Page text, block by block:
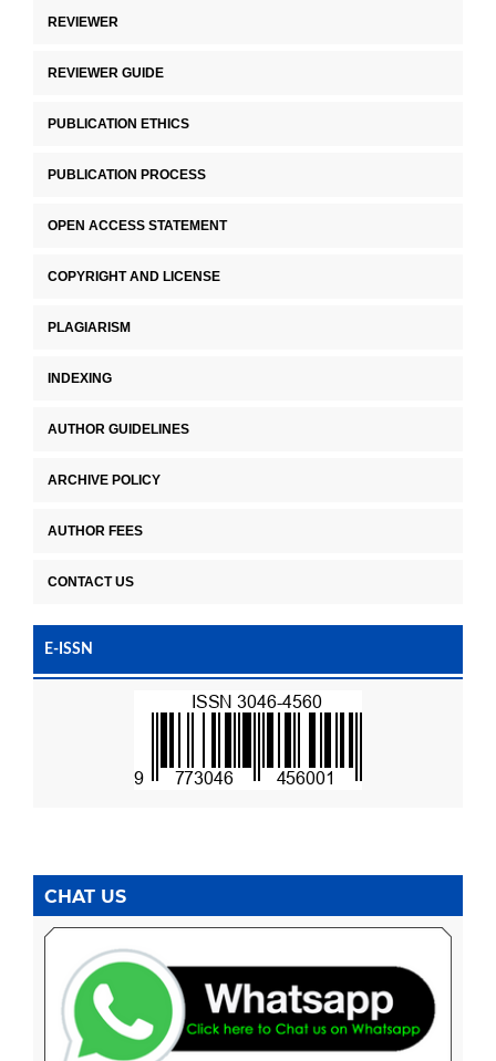
REVIEWER
REVIEWER GUIDE
PUBLICATION ETHICS
PUBLICATION PROCESS
OPEN ACCESS STATEMENT
COPYRIGHT AND LICENSE
PLAGIARISM
INDEXING
AUTHOR GUIDELINES
ARCHIVE POLICY
AUTHOR FEES
CONTACT US
E-ISSN
CHAT US